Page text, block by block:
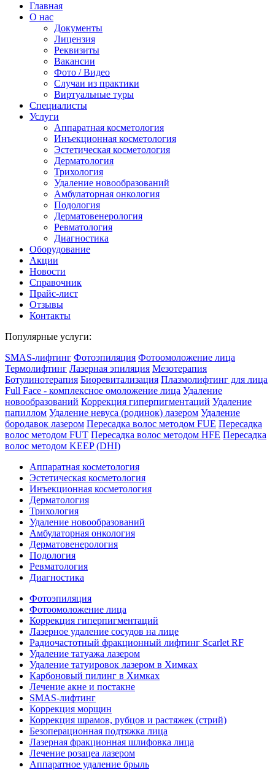
Главная
О нас
Документы
Лицензия
Реквизиты
Вакансии
Фото / Видео
Случаи из практики
Виртуальные туры
Специалисты
Услуги
Аппаратная косметология
Инъекционная косметология
Эстетическая косметология
Дермато­логия
Трихология
Удаление новообразований
Амбулаторная онкология
Подология
Дерматовенерология
Ревматология
Диагностика
Оборудование
Акции
Новости
Справочник
Прайс-лист
Отзывы
Контакты
Популярные услуги:
SMAS-лифтинг Фотоэпиляция Фотоомоложение лица
Термолифтинг Лазерная эпиляция Мезотерапия
Ботулинотерапия Биоревитализация Плазмолифтинг для лица
Full Face - комплексное омоложение лица Удаление
новообразований Коррекция гиперпигментаций Удаление
папиллом Удаление невуса (родинок) лазером Удаление
бородавок лазером Пересадка волос методом FUE Пересадка
волос методом FUT Пересадка волос методом HFE Пересадка
волос методом KEEP (DHI)
Аппаратная косметология
Эстетическая косметология
Инъекционная косметология
Дермато­логия
Трихология
Удаление новообразований
Амбулаторная онкология
Дерматовенерология
Подология
Ревматология
Диагностика
Фотоэпиляция
Фотоомоложение лица
Коррекция гиперпигментаций
Лазерное удаление сосудов на лице
Радиочастотный фракционный лифтинг Scarlet RF
Удаление татуажа лазером
Удаление татуировок лазером в Химках
Карбоновый пилинг в Химках
Лечение акне и постакне
SMAS-лифтинг
Коррекция морщин
Коррекция шрамов, рубцов и растяжек (стрий)
Безоперационная подтяжка лица
Лазерная фракционная шлифовка лица
Лечение розацеа лазером
Аппаратное удаление брыль